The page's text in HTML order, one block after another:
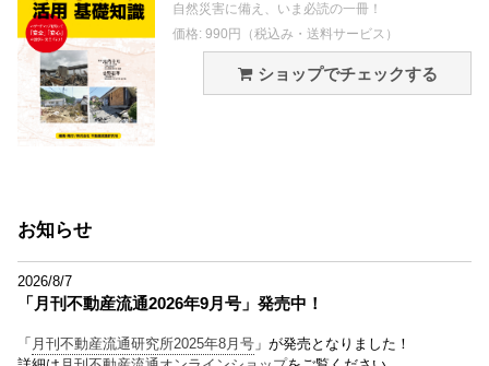
自然災害に備え、いま必読の一冊！
価格: 990円（税込み・送料サービス）
ショップでチェックする
お知らせ
2026/8/7
「月刊不動産流通2026年9月号」発売中！
「 月刊不動産流通研究所2025年8月号 」が発売となりました！